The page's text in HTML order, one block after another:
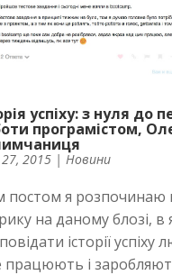
успіху: з нуля до
програмістом,
2015 | Новини
постом я розпочинаю
на даному блозі, в
історії
працюють і